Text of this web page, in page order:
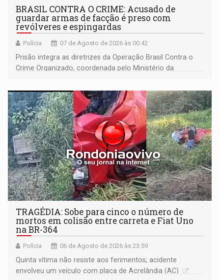
BRASIL CONTRA O CRIME: Acusado de
guardar armas de facção é preso com
revólveres e espingardas
Polícia 07 de Agosto de 2026 às 00:42
Prisão integra as diretrizes da Operação Brasil Contra o
Crime Organizado, coordenada pelo Ministério da
TRAGÉDIA: Sobe para cinco o número de
mortos em colisão entre carreta e Fiat Uno
na BR-364
Polícia 06 de Agosto de 2026 às 23:59
Quinta vítima não resiste aos ferimentos; acidente
envolveu um veículo com placa de Acrelândia (AC)